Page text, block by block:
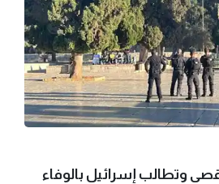
وتطالب إسرائيل بالوفاء